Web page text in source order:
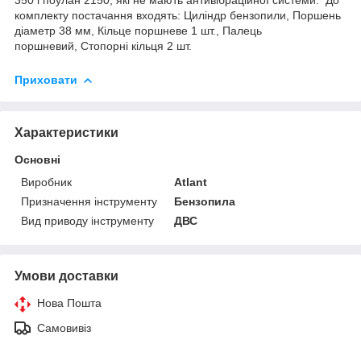
комплекту постачання входять: Циліндр бензопили, Поршень
діаметр 38 мм, Кільце поршневе 1 шт., Палець
поршневий, Стопорні кільця 2 шт.
Приховати
Характеристики
Основні
Виробник
Atlant
Призначення інструменту
Бензопила
Вид приводу інструменту
ДВС
Умови доставки
Нова Пошта
Самовивіз